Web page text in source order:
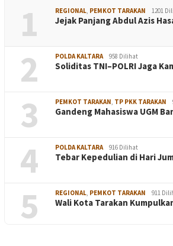
1 REGIONAL PEMKOT TARAKAN 1201
Jejak Panjang Abdul Azis
2 POLDA KALTARA 958 Dilihat
Soliditas TNI–POLRI Jaga
3 PEMKOT TARAKAN TP PKK TARAKAN
Gandeng Mahasiswa UGM
4 POLDA KALTARA 916 Dilihat
Tebar Kepedulian di Hari
5 REGIONAL PEMKOT TARAKAN 911
Wali Kota Tarakan